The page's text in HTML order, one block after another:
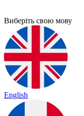
Виберіть свою мову
English